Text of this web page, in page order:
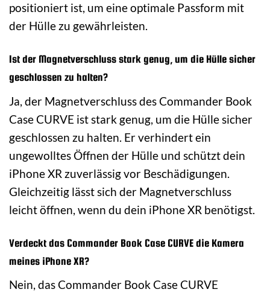
positioniert ist, um eine optimale Passform mit
der Hülle zu gewährleisten.
Ist der Magnetverschluss stark genug, um die Hülle sicher
geschlossen zu halten?
Ja, der Magnetverschluss des Commander Book
Case CURVE ist stark genug, um die Hülle sicher
geschlossen zu halten. Er verhindert ein
ungewolltes Öffnen der Hülle und schützt dein
iPhone XR zuverlässig vor Beschädigungen.
Gleichzeitig lässt sich der Magnetverschluss
leicht öffnen, wenn du dein iPhone XR benötigst.
Verdeckt das Commander Book Case CURVE die Kamera
meines iPhone XR?
Nein, das Commander Book Case CURVE